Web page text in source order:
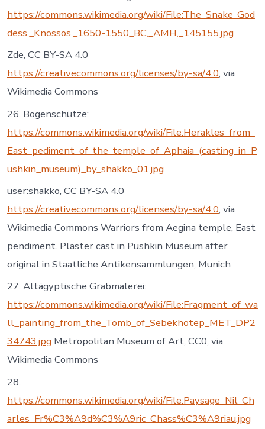
https://commons.wikimedia.org/wiki/File:The_Snake_God
dess,_Knossos,_1650-1550_BC,_AMH,_145155.jpg
Zde, CC BY-SA 4.0
https://creativecommons.org/licenses/by-sa/4.0, via
Wikimedia Commons
26. Bogenschütze:
https://commons.wikimedia.org/wiki/File:Herakles_from_
East_pediment_of_the_temple_of_Aphaia_(casting_in_P
ushkin_museum)_by_shakko_01.jpg
user:shakko, CC BY-SA 4.0
https://creativecommons.org/licenses/by-sa/4.0, via
Wikimedia Commons Warriors from Aegina temple, East
pendiment. Plaster cast in Pushkin Museum after
original in Staatliche Antikensammlungen, Munich
27. Altägyptische Grabmalerei:
https://commons.wikimedia.org/wiki/File:Fragment_of_wa
ll_painting_from_the_Tomb_of_Sebekhotep_MET_DP2
34743.jpg Metropolitan Museum of Art, CC0, via
Wikimedia Commons
28.
https://commons.wikimedia.org/wiki/File:Paysage_Nil_Ch
arles_Fr%C3%A9d%C3%A9ric_Chass%C3%A9riau.jpg